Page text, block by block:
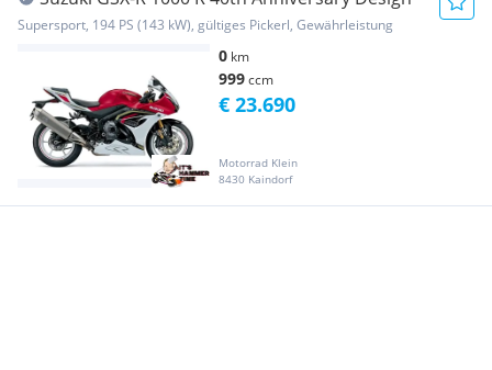
Supersport, 194 PS (143 kW), gültiges Pickerl, Gewährleistung
0 km
999ccm
Motorrad Klein
8430 Kaindorf
€ 23.690